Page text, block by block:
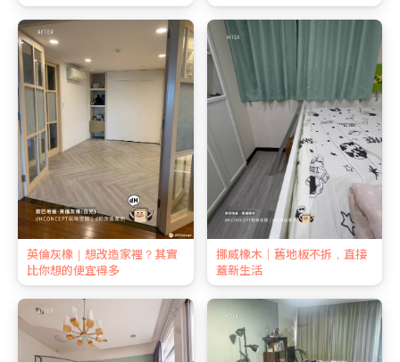
英倫灰橡｜想改造家裡？其實
比你想的便宜得多
挪威橡木｜舊地板不拆，直接
蓋新生活